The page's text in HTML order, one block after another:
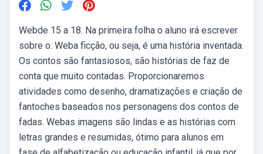
Webde 15 a 18. Na primeira folha o aluno irá escrever
sobre o. Weba ficção, ou seja, é uma história inventada.
Os contos são fantasiosos, são histórias de faz de
conta que muito contadas. Proporcionaremos
atividades como desenho, dramatizações e criação de
fantoches baseados nos personagens dos contos de
fadas. Webas imagens são lindas e as histórias com
letras grandes e resumidas, ótimo para alunos em